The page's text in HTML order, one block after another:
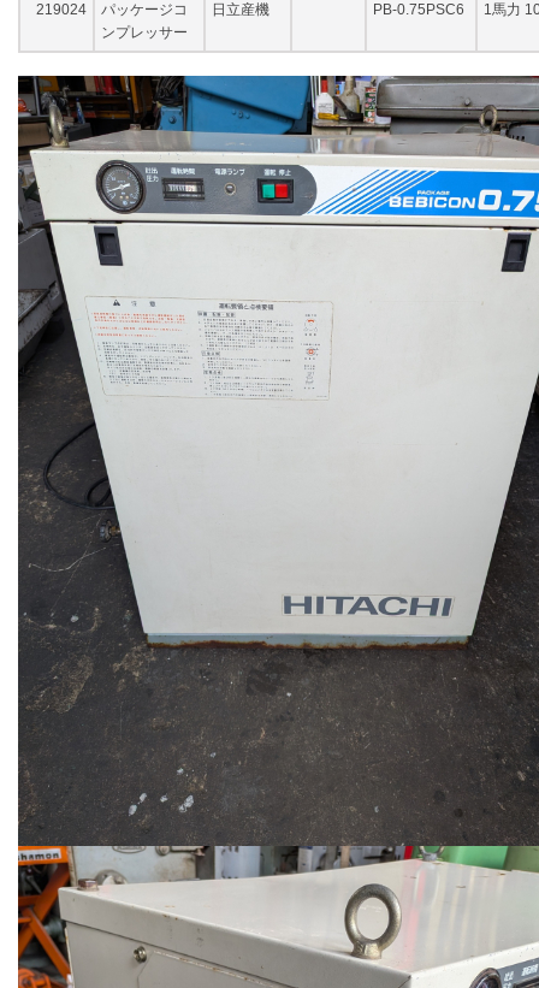
219024
パッケージコ
ンプレッサー
日立産機 PB-0.75PSC6 1馬力